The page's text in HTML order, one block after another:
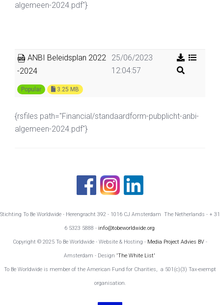
algemeen-2024.pdf"}
ANBI Beleidsplan 2022
-2024
Popular 3.25 MB
25/06/2023
12:04:57
{rsfiles path="Financial/standaardform-pubplicht-anbi-
algemeen-2024.pdf"}
Stichting To Be Worldwide - Herengracht 392 - 1016 CJ Amsterdam The Netherlands - + 31
6 5323 5888 - info@tobeworldwide.org
Copyright © 2025 To Be Worldwide - Website & Hosting - Media Project Advies BV -
Amsterdam - Design 'The White List'
To Be Worldwide is member of the American Fund for Charities, a 501(c)(3) Tax-exempt
organisation.